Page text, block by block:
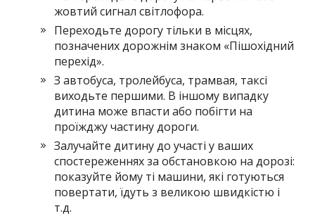
жовтий сигнал світлофора.
Переходьте дорогу тільки в місцях,
позначених дорожнім знаком «Пішохідний
перехід».
З автобуса, тролейбуса, трамвая, таксі
виходьте першими. В іншому випадку
дитина може впасти або побігти на
проїжджу частину дороги.
Залучайте дитину до участі у ваших
спостереженнях за обстановкою на дорозі:
показуйте йому ті машини, які готуються
повертати, їдуть з великою швидкістю і
т.д.